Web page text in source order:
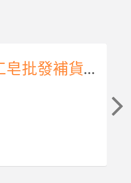
梨山烏龍茶,高山烏龍茶,烏龍茶批發,梨山茶批發
皂籽瓏 手工皂批發補貨賣場 726優惠活動
迎接第二座茶廠，樂菁茶業開放茶行預約索取茶樣,茶版
華崗高山烏龍茶,華崗烏龍茶,烏龍茶批發